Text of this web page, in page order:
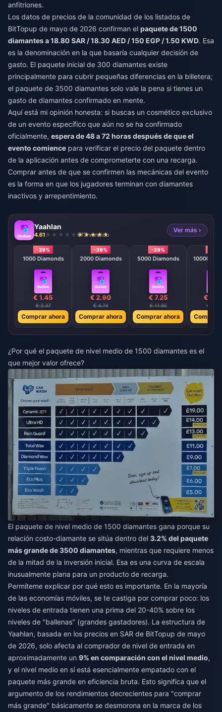
anfitriones.
Los datos de precios de la comunidad de los listados de
BitTopup de mayo de 2026 confirman el paquete de 1500
diamantes a 18.80 SAR / 18.30 AED / 150 EGP / 1.50 KWD. Esa
es la denominación en la que basaría cualquier decisión de
gasto. El paquete inicial de 300 diamantes existe
principalmente para cubrir pequeñas diferencias en la billetera;
el paquete de 3500 diamantes solo vale la pena si tienes un
gasto de diamantes confirmado en mente.
Aquí está mi opinión honesta: si buscas un cosmético exclusivo
de un evento específico que aún no se ha confirmado
oficialmente, espera de 48 a 72 horas después de que el
evento comience para verificar el precio del paquete dentro
de la aplicación antes de comprometerte con una recarga.
Comprar antes de que se confirmen las mecánicas del evento
es la forma en que los jugadores terminan con diamantes
inactivos y arrepentimiento.
Yaahlan
4.61 673 vendido
Ver más ›
-39%
1000 Diamonds
€ 1.45
€ 2.37
Comprar ahora
-39%
2000 Diamonds
€ 2.90
€ 4.74
Comprar ahora
-39%
5000 Diamonds
€ 7.25
€ 11.85
Comprar ahora
10000
€
€
Comprar
¿Por qué el paquete de nivel medio de 1500 diamantes es el
que mejor valor ofrece?
El paquete de nivel medio de 1500 diamantes gana porque su
relación costo-diamante se sitúa dentro del 3.2% del paquete
más grande de 3500 diamantes, mientras que requiere menos
de la mitad de la inversión inicial. Esa es una curva de escala
inusualmente plana para un producto de recarga.
Permíteme explicar por qué esto es importante. En la mayoría
de las economías móviles, se te castiga por comprar poco: los
niveles de entrada tienen una prima del 20-40% sobre los
niveles de "ballenas" (grandes gastadores). La estructura de
Yaahlan, basada en los precios en SAR de BitTopup de mayo
de 2026, solo afecta al comprador de nivel de entrada en
aproximadamente un 9% en comparación con el nivel medio,
y el nivel medio en sí está esencialmente empatado con el
paquete más grande en eficiencia bruta. Esto significa que el
argumento de los rendimientos decrecientes para "comprar
más grande" básicamente se desmorona en la marca de los